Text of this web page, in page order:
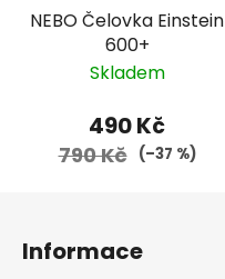
NEBO Čelovka Einstein
600+
Skladem
490 Kč
790 Kč (–37 %)
Informace